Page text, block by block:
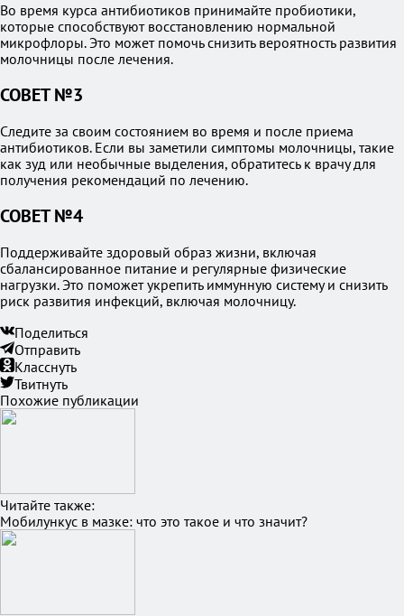
Во время курса антибиотиков принимайте пробиотики,
которые способствуют восстановлению нормальной
микрофлоры. Это может помочь снизить вероятность развития
молочницы после лечения.
СОВЕТ №3
Следите за своим состоянием во время и после приема
антибиотиков. Если вы заметили симптомы молочницы, такие
как зуд или необычные выделения, обратитесь к врачу для
получения рекомендаций по лечению.
СОВЕТ №4
Поддерживайте здоровый образ жизни, включая
сбалансированное питание и регулярные физические
нагрузки. Это поможет укрепить иммунную систему и снизить
риск развития инфекций, включая молочницу.
Поделиться
Отправить
Класснуть
Твитнуть
Похожие публикации
Читайте также:
Мобилункус в мазке: что это такое и что значит?